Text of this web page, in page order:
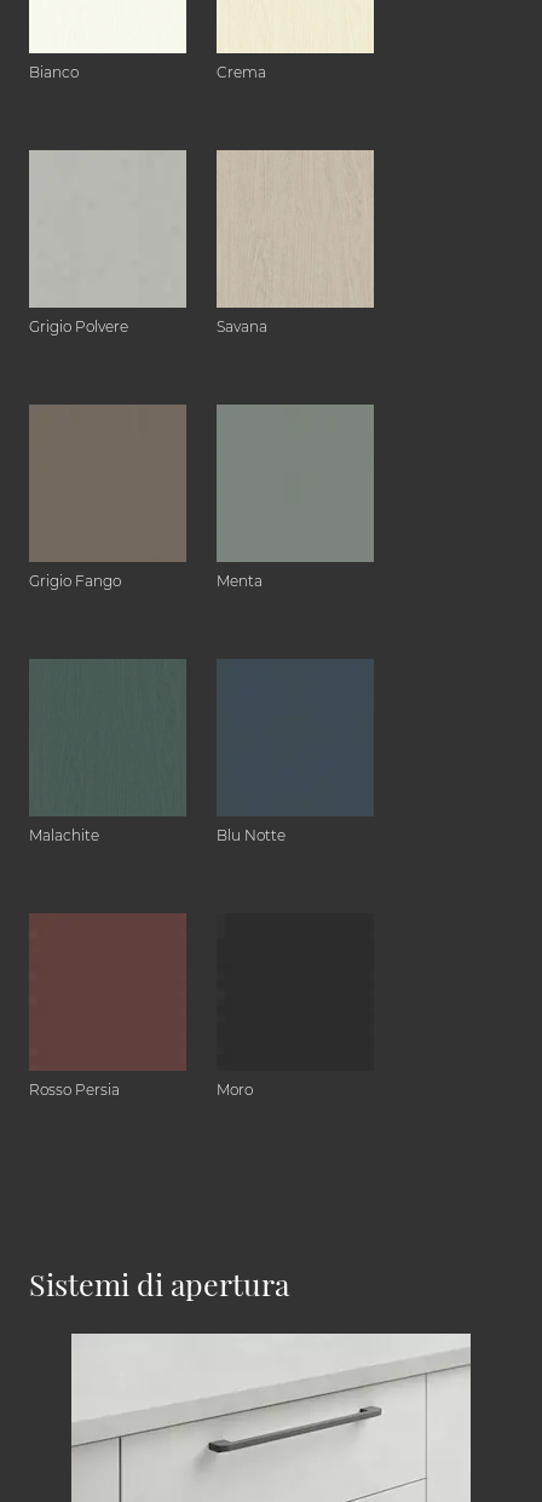
Bianco Crema
Grigio Polvere Savana
Grigio Fango Menta
Malachite Blu Notte
Rosso Persia Moro
Sistemi di apertura